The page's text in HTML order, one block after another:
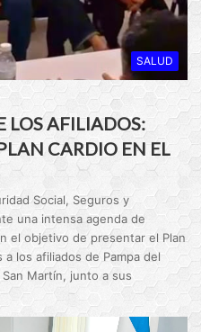
SALUD
LOS AFILIADOS:
CARDIO EN EL
Social, Seguros y
una intensa agenda de
el objetivo de presentar el Plan
los afiliados de Pampa del
Martín, junto a sus